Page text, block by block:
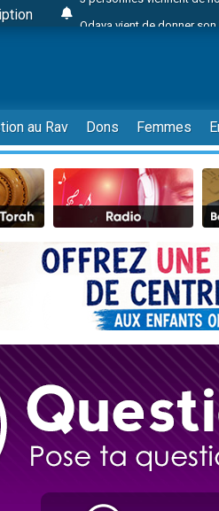
3 personnes viennent
2 personnes viennent de
13 personnes viennent de
12 nouvelles
30 personnes
Il reste 49 places
3 personnes viennent de
2 personnes viennent de
3 personnes viennent de
2 nouvelles musiques
8 personnes viennent
Nouvelle émission radio :
61 personnes viennent de
Ariel vient de donner son
Nathaniel vient de donner
6 personnes viennent
au Rav Dons Femmes